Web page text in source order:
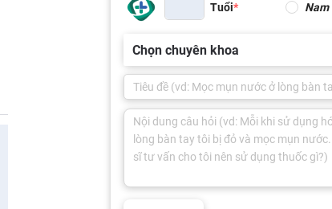
Tuổi Nam
Chọn chuyên khoa